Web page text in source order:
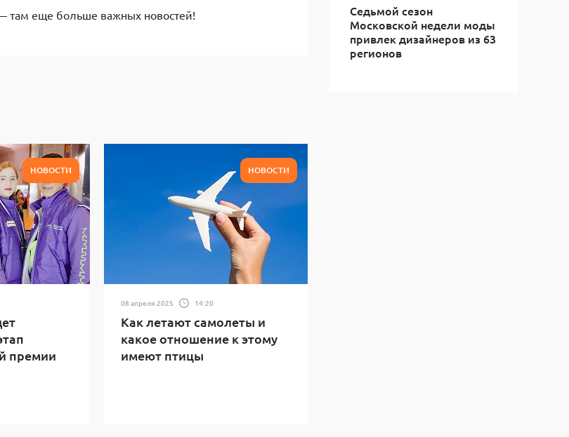
там еще больше важных новостей!
НОВОСТИ
премии
НОВОСТИ
08 апреля 2025 14:20
Как летают самолеты и
какое отношение к этому
имеют птицы
Седьмой сезон
Московской недели моды
привлек дизайнеров из 63
регионов